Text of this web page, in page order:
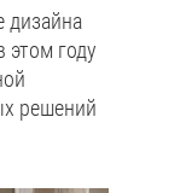
дизайна
этом году
решений